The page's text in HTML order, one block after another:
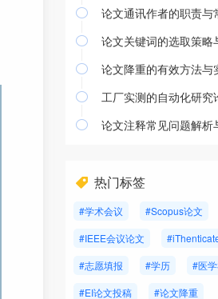
 论文通讯作者的职责与
 论文关键词的选取策略
 论文降重的有效方法与
 工厂实测的自动化研究论
 论文注释常见问题解析
热门标签
#学术会议 #Scopus论文
#IEEE会议论文
#志愿填报
#学历
#医
#EI论文投稿
#论文降重